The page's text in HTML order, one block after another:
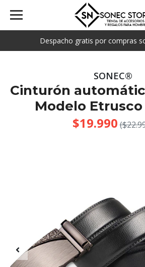
Despacho gratis por compras
SONEC®
Cinturón
Modelo
$19.990